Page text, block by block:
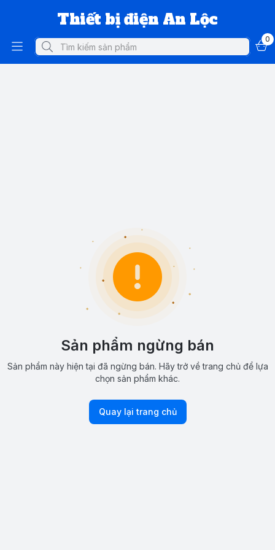
Thiết bị điện An Lộc
0
Sản phẩm ngừng bán
Sản phẩm này hiện tại đã ngừng bán. Hãy trở về trang chủ để lựa
chọn sản phẩm khác.
Quay lại trang chủ